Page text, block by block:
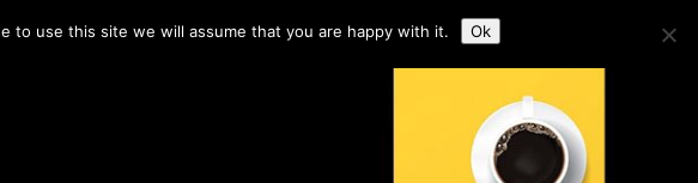
to use this site we will assume that you are happy with it. Ok